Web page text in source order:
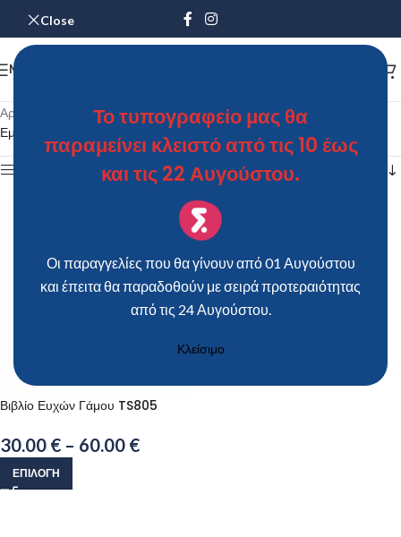
Close
Το τυπογραφείο μας θα
παραμείνει κλειστό από τις 10 έως
και τις 22 Αυγούστου.
Οι παραγγελίες που θα γίνουν από 01 Αυγούστου
και έπειτα θα παραδοθούν με σειρά προτεραιότητας
από τις 24 Αυγούστου.
Κλείσιμο
MENU
Αρχική σελίδα
Προϊόντα με ετικέτα “Βιβλίο Ευχών Γάμου TS805”
Εμφάνιση του μοναδικού αποτελέσματος
Βιβλίο Ευχών Γάμου TS805
30.00 € – 60.00 €
ΕΠΙΛΟΓΉ